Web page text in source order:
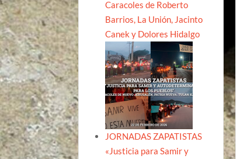
Caracoles de Roberto
Barrios, La Unión, Jacinto
Canek y Dolores Hidalgo
JORNADAS ZAPATISTAS
«Justicia para Samir y